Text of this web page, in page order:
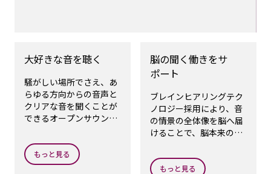
大好きな音を聴く
騒がしい場所でさえ、あ
らゆる方向からの音声と
クリアな音を聞くことが
できるオープンサウンド
す。
もっと見る
脳の聞く働きをサ
ポート
ブレインヒアリングテク
ノロジー採用により、音
の情景の全体像を脳へ届
けることで、脳本来の音
ます。
もっと見る